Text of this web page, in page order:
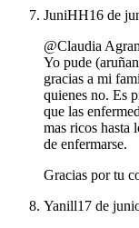
JuniHH16 de
@Claudia
Yo pude
gracias a mi
quienes no. Es
que las
mas ricos hasta
de enfermarse.
Gracias por tu
Yanill17 de